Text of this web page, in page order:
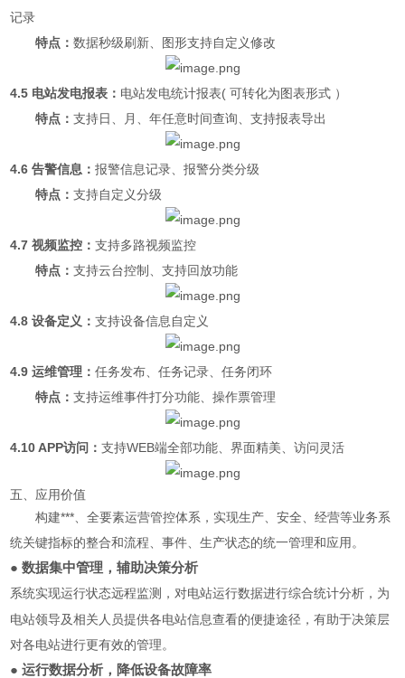
记录
特点：数据秒级刷新、图形支持自定义修改
4.5 电站发电报表： 电站发电统计报表( 可转化为图表形式 ）
特点：支持日、月、年任意时间查询、支持报表导出
4.6 告警信息：报警信息记录、报警分类分级
特点：支持自定义分级
4.7 视频监控：支持多路视频监控
特点：支持云台控制、支持回放功能
4.8 设备定义：支持设备信息自定义
4.9 运维管理：任务发布、任务记录、任务闭环
特点：支持运维事件打分功能、操作票管理
4.10 APP访问：支持WEB端全部功能、界面精美、访问灵活
五、应用价值
构建***、全要素运营管控体系，实现生产、安全、经营等业务系
统关键指标的整合和流程、事件、生产状态的统一管理和应用。
● 数据集中管理，辅助决策分析
系统实现运行状态远程监测，对电站运行数据进行综合统计分析，为
电站领导及相关人员提供各电站信息查看的便捷途径，有助于决策层
对各电站进行更有效的管理。
● 运行数据分析，降低设备故障率